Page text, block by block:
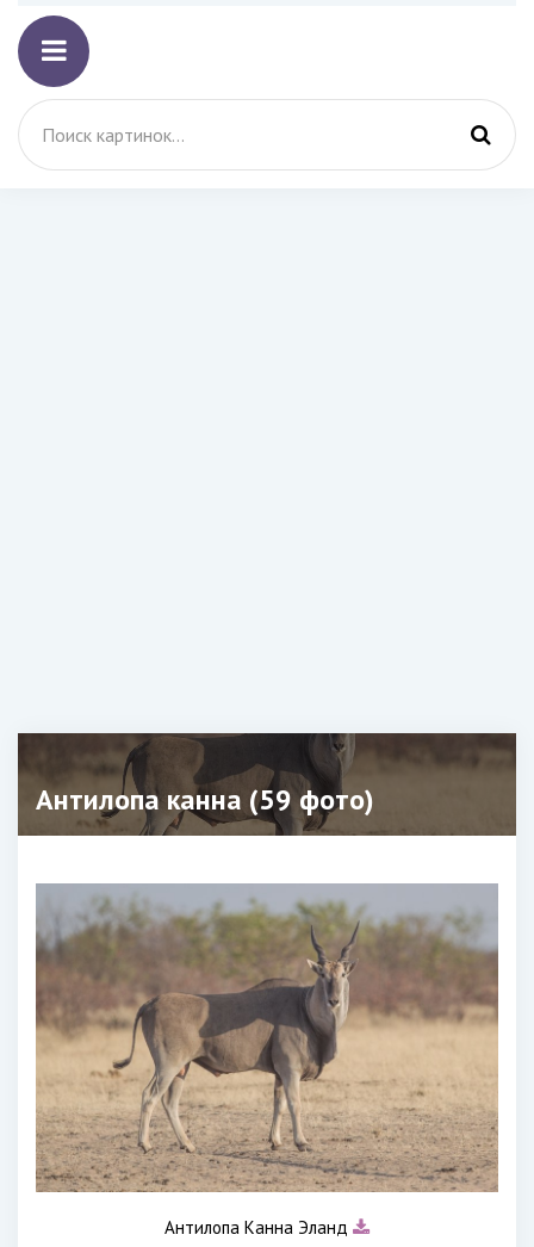
Антилопа канна (59 фото)
Антилопа Канна Эланд